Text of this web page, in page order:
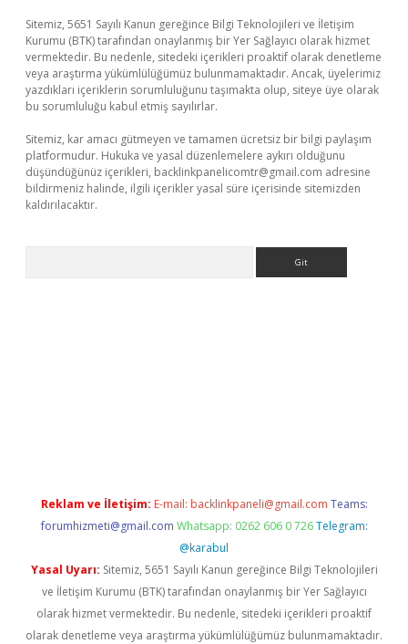
Sitemiz, 5651 Sayılı Kanun gereğince Bilgi Teknolojileri ve İletişim
Kurumu (BTK) tarafından onaylanmış bir Yer Sağlayıcı olarak hizmet
vermektedir. Bu nedenle, sitedeki içerikleri proaktif olarak denetleme
veya araştırma yükümlülüğümüz bulunmamaktadır. Ancak, üyelerimiz
yazdıkları içeriklerin sorumluluğunu taşımakta olup, siteye üye olarak
bu sorumluluğu kabul etmiş sayılırlar.
Sitemiz, kar amacı gütmeyen ve tamamen ücretsiz bir bilgi paylaşım
platformudur. Hukuka ve yasal düzenlemelere aykırı olduğunu
düşündüğünüz içerikleri, backlinkpanelicomtr@gmail.com adresine
bildirmeniz halinde, ilgili içerikler yasal süre içerisinde sitemizden
kaldırılacaktır.
Reklam ve İletişim: E-mail: backlinkpaneli@gmail.com Teams:
forumhizmeti@gmail.com Whatsapp: 0262 606 0 726 Telegram:
@karabul
Yasal Uyarı: Sitemiz, 5651 Sayılı Kanun gereğince Bilgi Teknolojileri
ve İletişim Kurumu (BTK) tarafından onaylanmış bir Yer Sağlayıcı
olarak hizmet vermektedir. Bu nedenle, sitedeki içerikleri proaktif
olarak denetleme veya araştırma yükümlülüğümüz bulunmamaktadır.